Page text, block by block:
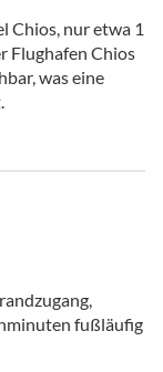
Chios, nur etwa 1
Flughafen Chios
was eine
fußläufig